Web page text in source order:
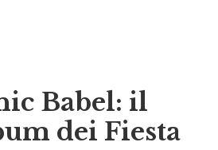
Babel: il
dei Fiesta